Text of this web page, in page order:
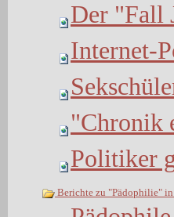
Der "Fall
Internet-
"Chronik
Politiker
Berichte zu "Pädophilie"